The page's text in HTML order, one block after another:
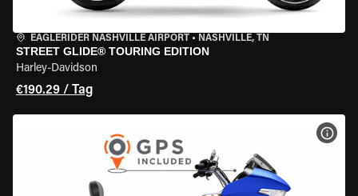
EAGLERIDER NASHVILLE AIRPORT • NASHVILLE, TN
STREET GLIDE® TOURING EDITION
Harley-Davidson
€190.29 / Tag